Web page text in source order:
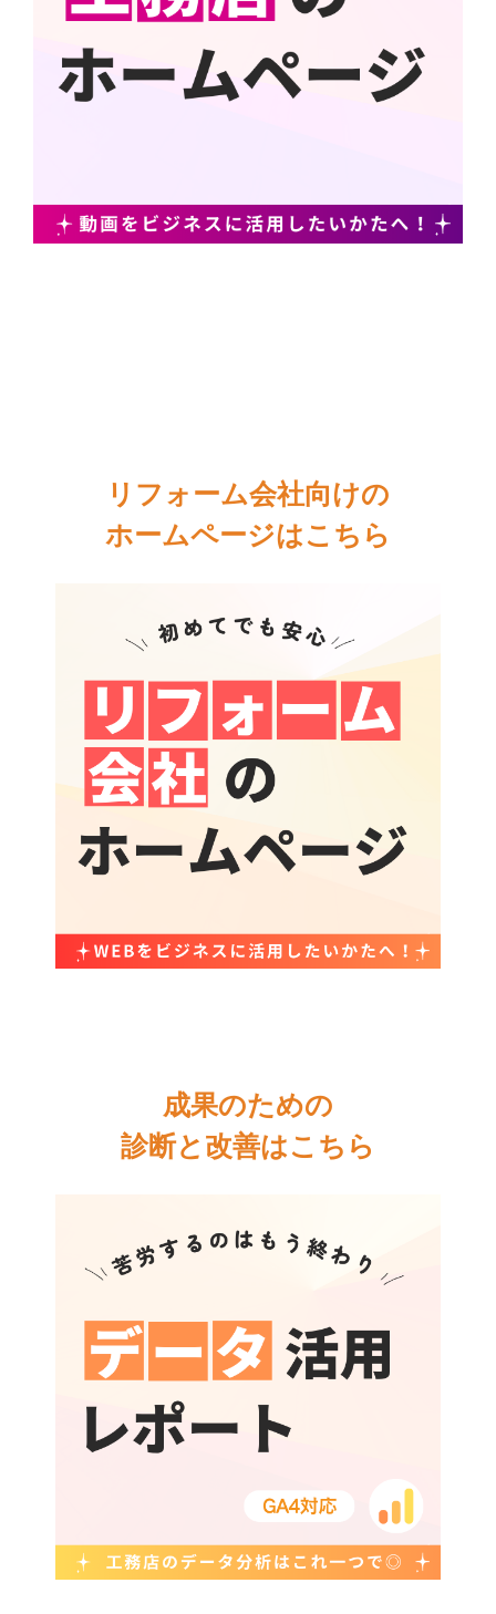
リフォーム会社向けの
ホームページはこちら
成果のための
診断と改善はこちら